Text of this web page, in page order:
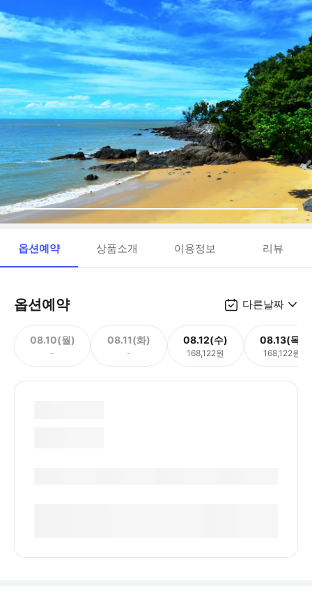
옵션예약 상품소개 이용정보 리뷰
옵션예약 다른날짜
08.10(월)
-
08.11(화)
-
08.12(수)
168,122원
08.13(목)
168,122원